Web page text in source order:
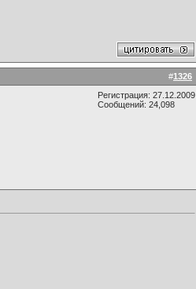
#1326
Регистрация: 27.12.2009
Сообщений: 24,098